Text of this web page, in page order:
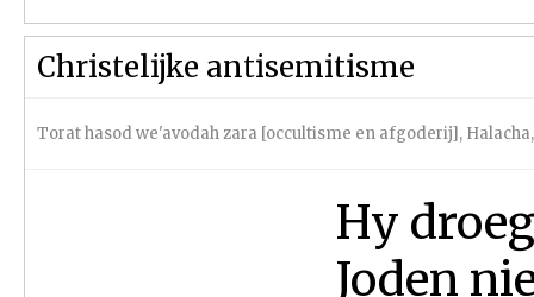
Christelijke antisemitisme
Torat hasod we'avodah zara [occultisme en afgoderij], Halacha
Hy
Joden